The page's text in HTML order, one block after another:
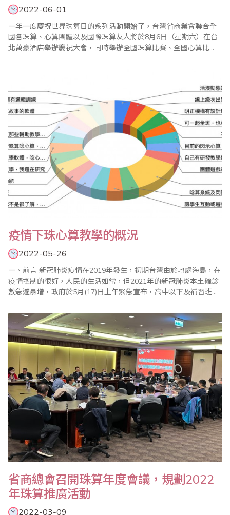
2022-06-01
一年一度慶祝世界珠算日的系列活動開始了，台灣省商業會聯合全
國各珠算、心算團體以及國際珠算友人將於8月6日（星期六）在台
北萬豪酒店舉辦慶祝大會，同時舉辦全國珠算比賽、全國心算比
疫情下珠心算教學的概況
2022-05-26
一、前言 新冠肺炎疫情在2019年發生，初期台灣由於地處海島，在
疫情控制的很好，人民的生活如常，但2021年的新冠肺炎本土確診
數急遽暴增，政府於5月(17)日上午緊急宣布，高中以下及補習班、
教育的珠心算教學面臨從未有過的新挑戰。 二．停止實體課如何持
續學習 在停課宣布後，各珠算班系與珠心算老師們如何因應，突如
其來的衝擊..
省商總會召開珠算年度會議，規劃2022
年珠算推廣活動
2022-03-09